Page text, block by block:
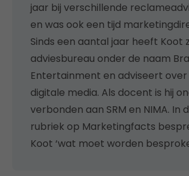
jaar bij verschillende
en was ook een tijd
Sinds een aantal jaar heeft Koot
adviesbureau onder de naam
Entertainment en adviseert over
digitale media. Als docent is hij
verbonden aan SRM en NIMA. In
rubriek op Marketingfacts
Koot ‘wat moet worden